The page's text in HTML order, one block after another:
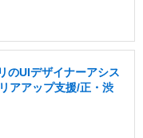
のUIデザイナーアシス
アアップ支援/正・渋